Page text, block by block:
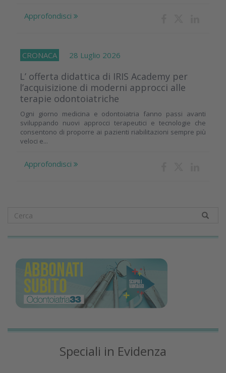
Approfondisci
CRONACA 28 Luglio 2026
L’ offerta didattica di IRIS Academy per
l’acquisizione di moderni approcci alle
terapie odontoiatriche
Ogni giorno medicina e odontoiatria fanno passi avanti
sviluppando nuovi approcci terapeutici e tecnologie che
consentono di proporre ai pazienti riabilitazioni sempre più
veloci e...
Approfondisci
Speciali in Evidenza